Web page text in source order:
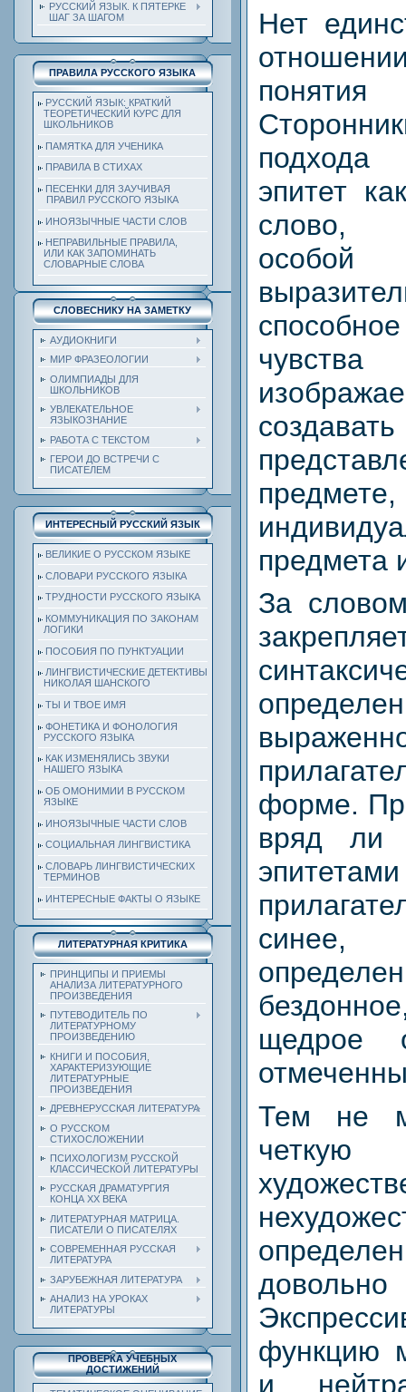
РУССКИЙ ЯЗЫК. К ПЯТЕРКЕ
ШАГ ЗА ШАГОМ
ПРАВИЛА РУССКОГО ЯЗЫКА
РУССКИЙ ЯЗЫК: КРАТКИЙ
ТЕОРЕТИЧЕСКИЙ КУРС ДЛЯ
ШКОЛЬНИКОВ
ПАМЯТКА ДЛЯ УЧЕНИКА
ПРАВИЛА В СТИХАХ
ПЕСЕНКИ ДЛЯ ЗАУЧИВАЯ
ПРАВИЛ РУССКОГО ЯЗЫКА
ИНОЯЗЫЧНЫЕ ЧАСТИ СЛОВ
НЕПРАВИЛЬНЫЕ ПРАВИЛА,
ИЛИ КАК ЗАПОМИНАТЬ
СЛОВАРНЫЕ СЛОВА
СЛОВЕСНИКУ НА ЗАМЕТКУ
АУДИОКНИГИ
МИР ФРАЗЕОЛОГИИ
ОЛИМПИАДЫ ДЛЯ
ШКОЛЬНИКОВ
УВЛЕКАТЕЛЬНОЕ
ЯЗЫКОЗНАНИЕ
РАБОТА С ТЕКСТОМ
ГЕРОИ ДО ВСТРЕЧИ С
ПИСАТЕЛЕМ
ИНТЕРЕСНЫЙ РУССКИЙ ЯЗЫК
ВЕЛИКИЕ О РУССКОМ ЯЗЫКЕ
СЛОВАРИ РУССКОГО ЯЗЫКА
ТРУДНОСТИ РУССКОГО ЯЗЫКА
КОММУНИКАЦИЯ ПО ЗАКОНАМ
ЛОГИКИ
ПОСОБИЯ ПО ПУНКТУАЦИИ
ЛИНГВИСТИЧЕСКИЕ ДЕТЕКТИВЫ
НИКОЛАЯ ШАНСКОГО
ТЫ И ТВОЕ ИМЯ
ФОНЕТИКА И ФОНОЛОГИЯ
РУССКОГО ЯЗЫКА
КАК ИЗМЕНЯЛИСЬ ЗВУКИ
НАШЕГО ЯЗЫКА
ОБ ОМОНИМИИ В РУССКОМ
ЯЗЫКЕ
ИНОЯЗЫЧНЫЕ ЧАСТИ СЛОВ
СОЦИАЛЬНАЯ ЛИНГВИСТИКА
СЛОВАРЬ ЛИНГВИСТИЧЕСКИХ
ТЕРМИНОВ
ИНТЕРЕСНЫЕ ФАКТЫ О ЯЗЫКЕ
ЛИТЕРАТУРНАЯ КРИТИКА
ПРИНЦИПЫ И ПРИЕМЫ
АНАЛИЗА ЛИТЕРАТУРНОГО
ПРОИЗВЕДЕНИЯ
ПУТЕВОДИТЕЛЬ ПО
ЛИТЕРАТУРНОМУ
ПРОИЗВЕДЕНИЮ
КНИГИ И ПОСОБИЯ,
ХАРАКТЕРИЗУЮЩИЕ
ЛИТЕРАТУРНЫЕ
ПРОИЗВЕДЕНИЯ
ДРЕВНЕРУССКАЯ ЛИТЕРАТУРА
О РУССКОМ
СТИХОСЛОЖЕНИИ
ПСИХОЛОГИЗМ РУССКОЙ
КЛАССИЧЕСКОЙ ЛИТЕРАТУРЫ
РУССКАЯ ДРАМАТУРГИЯ
КОНЦА ХХ ВЕКА
ЛИТЕРАТУРНАЯ МАТРИЦА.
ПИСАТЕЛИ О ПИСАТЕЛЯХ
СОВРЕМЕННАЯ РУССКАЯ
ЛИТЕРАТУРА
ЗАРУБЕЖНАЯ ЛИТЕРАТУРА
АНАЛИЗ НА УРОКАХ
ЛИТЕРАТУРЫ
ПРОВЕРКА УЧЕБНЫХ
ДОСТИЖЕНИЙ
Нет
подхода
эпитет
слово,
особой
предмета
За
форме.
вряд ли
синее,
щедрое
Тем не
четкую
функцию
и